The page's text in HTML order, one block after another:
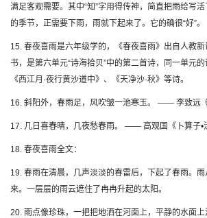
满足客观需要。其中“知”字用得传神，简直把雨给写
的季节，正需要下雨，雨就下起来了。它的确很“好”。
15. 春夜喜雨是六年级学的，《春夜喜雨》出自人教
书，是第六单元“诗海拾贝”中的第二首诗，同一单元的
《西江月·夜行黄沙道中》、《天净沙·秋》等诗。
16. 斜阳外，春雨足，风吹皱一池寒玉。 —— 李致远《
17. 几日喜春晴，几夜愁春雨。 —— 高观国《卜算子•
18. 春夜喜雨全文：
19. 春雨在清晨，几声淡淡的春雷后，下起了春雨。
来。一层层的雨云遮住了冉冉升起的太阳。
20. 雨点像珍珠，一把把地洒在河面上，平静的水面